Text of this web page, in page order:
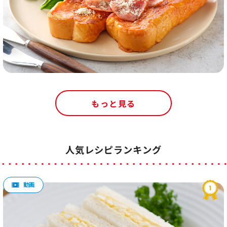
もっと見る
人気レシピランキング